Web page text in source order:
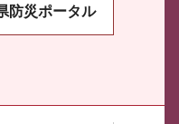
防災ポータル